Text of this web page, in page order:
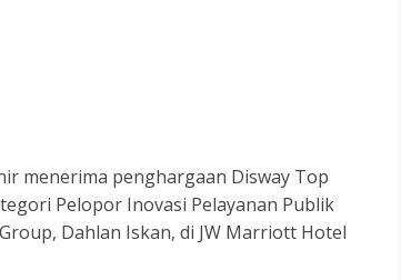
menerima penghargaan Disway Top
Pelopor Inovasi Pelayanan Publik
Dahlan Iskan, di JW Marriott Hotel